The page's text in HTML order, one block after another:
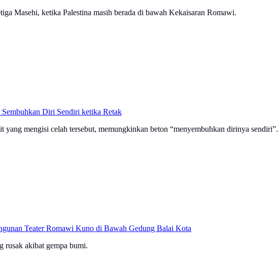
Masehi, ketika Palestina masih berada di bawah Kekaisaran Romawi.
Diri Sendiri ketika Retak
mengisi celah tersebut, memungkinkan beton “menyembuhkan dirinya sendiri”.
Teater Romawi Kuno di Bawah Gedung Balai Kota
rusak akibat gempa bumi.